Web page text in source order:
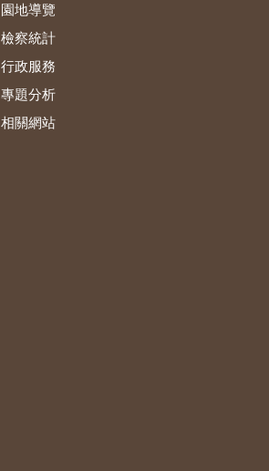
園地導覽
檢察統計
行政服務
專題分析
相關網站